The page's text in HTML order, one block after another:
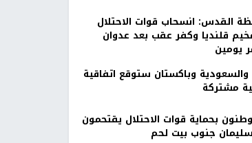
القدس: انسحاب قوات الاحتلال
قلنديا وكفر عقب بعد عدوان
يومين
والسعودية وباكستان ستوقع اتفاقية
مشتركة
بحماية قوات الاحتلال يقتحمون
جنوب بيت لحم